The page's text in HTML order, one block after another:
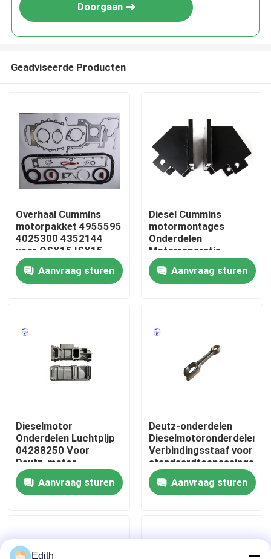
Thuis
Producten
Over ons
Kwaliteitscontrole
Vraag een offerte aan
Deutzmotor
CUMMINS-Motor
Doorgaan
Geadviseerde Producten
Overhaal Cummins
motorpakket 4955595
4025300 4352144
voor QSX15 ISX15
Aanvraag sturen
Diesel Cummins
motormontages
Onderdelen
Motorreparatie
Aanvraag sturen
Dieselmotor
Onderdelen Luchtpijp
04288250 Voor
Deutz-motor
Aanvraag sturen
Deutz-onderdelen
Dieselmotoronderdelen
Verbindingsstaaf voor
standaardtoepassingen
Aanvraag sturen
Edith